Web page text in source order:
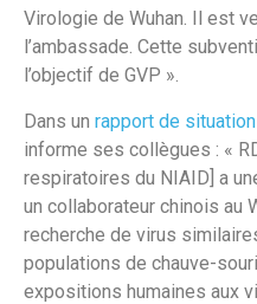
Virologie de Wuhan. Il est
l’ambassade. Cette
l’objectif de GVP ».
Dans un rapport de
informe ses collègues : «
respiratoires du NIAID] a
un collaborateur chinois au
recherche de virus
populations de chauve-
expositions humaines aux